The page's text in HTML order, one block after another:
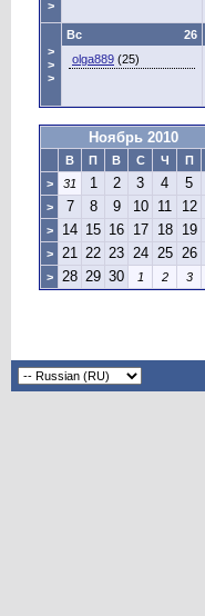
>
>
>
>
26
Вс
olga889 (25)
Ноябрь 2010
В П В С Ч П
>
31 1 2 3 4 5
> 7 8 9 10 11 12
> 14 15 16 17 18 19
> 21 22 23 24 25 26
> 28 29 30 1 2 3